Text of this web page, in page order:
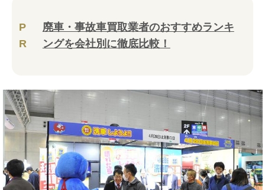
P
R
廃車・事故車買取業者のおすすめランキ
ングを会社別に徹底比較！